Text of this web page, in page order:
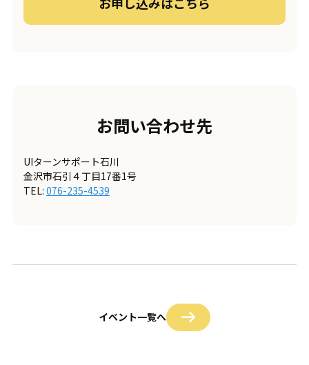
お問い合わせ先
UIターンサポート石川
金沢市石引４丁目17番1号
TEL: 076-235-4539
イベント一覧へ